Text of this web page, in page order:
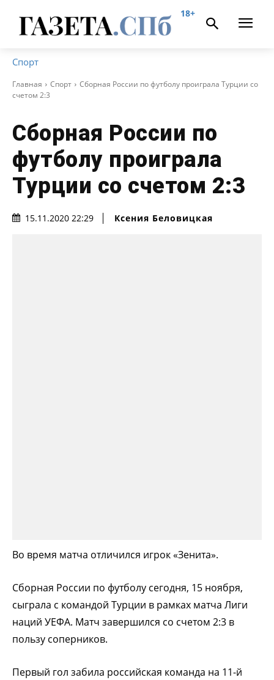
18+
Спорт
Главная Спорт
Сборная России по футболу проиграла Турции со
счетом 2:3
Сборная России по
футболу проиграла
Турции со счетом 2:3
15.11.2020 22:29 Ксения Беловицкая
Во время матча отличился игрок «Зенита».
Сборная России по футболу сегодня, 15 ноября,
сыграла с командой Турции в рамках матча Лиги
наций УЕФА. Матч завершился со счетом 2:3 в
пользу соперников.
Первый гол забила российская команда на 11-й